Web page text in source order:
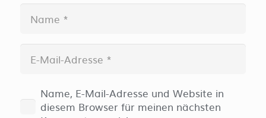
Name, E-Mail-Adresse und Website in
diesem Browser für meinen nächsten